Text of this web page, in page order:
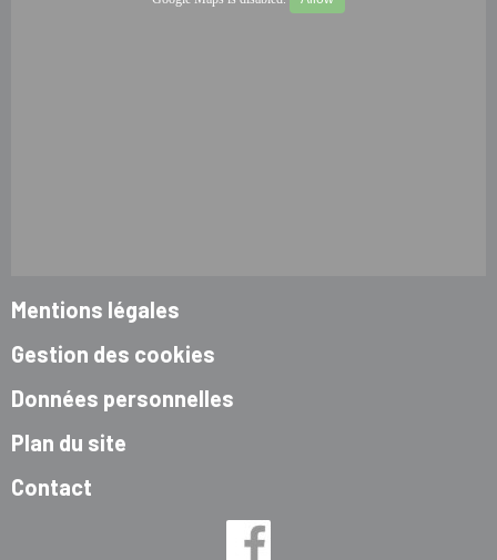
Mentions légales
Gestion des cookies
Données personnelles
Plan du site
Contact